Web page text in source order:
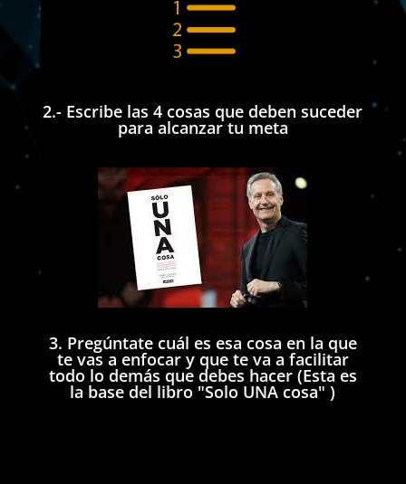
e
2.- Escribe las 4 cosas que deben suceder
para alcanzar tu meta
3. Pregúntate cuál es esa cosa en la que
te vas a enfocar y que te va a facilitar
todo lo demás que debes hacer (Esta es
la base del libro "Solo UNA cosa" )